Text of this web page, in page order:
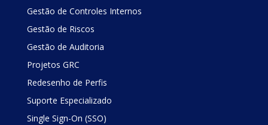
Gestão de Controles Internos
Gestão de Riscos
Gestão de Auditoria
Projetos GRC
Redesenho de Perfis
Suporte Especializado
Single Sign-On (SSO)